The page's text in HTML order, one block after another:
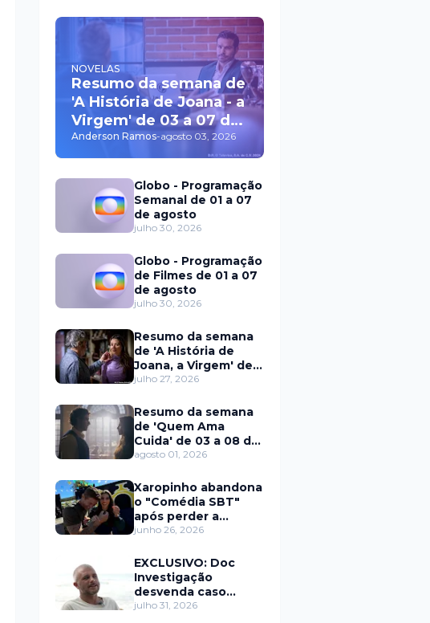
NOVELAS
Resumo da semana de
'A História de Joana - a
Virgem' de 03 a 07 de
agosto
Anderson Ramos-agosto 03, 2026
Globo - Programação
Semanal de 01 a 07
de agosto
julho 30, 2026
Globo - Programação
de Filmes de 01 a 07
de agosto
julho 30, 2026
Resumo da semana
de 'A História de
Joana, a Virgem' de
27 a 31 de julho
julho 27, 2026
Resumo da semana
de 'Quem Ama
Cuida' de 03 a 08 de
agosto
agosto 01, 2026
Xaropinho abandona
o "Comédia SBT"
após perder a
paciência com Sarro
junho 26, 2026
EXCLUSIVO: Doc
Investigação
desvenda caso
Eduardo Martins e
julho 31, 2026